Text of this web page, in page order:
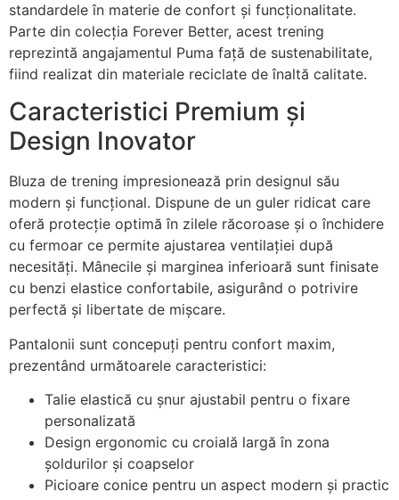
standardele în materie de confort și funcționalitate.
Parte din colecția Forever Better, acest trening
reprezintă angajamentul Puma față de sustenabilitate,
fiind realizat din materiale reciclate de înaltă calitate.
Caracteristici Premium și
Design Inovator
Bluza de trening impresionează prin designul său
modern și funcțional. Dispune de un guler ridicat care
oferă protecție optimă în zilele răcoroase și o închidere
cu fermoar ce permite ajustarea ventilației după
necesități. Mânecile și marginea inferioară sunt finisate
cu benzi elastice confortabile, asigurând o potrivire
perfectă și libertate de mișcare.
Pantalonii sunt concepuți pentru confort maxim,
prezentând următoarele caracteristici:
Talie elastică cu șnur ajustabil pentru o fixare
personalizată
Design ergonomic cu croială largă în zona
șoldurilor și coapselor
Picioare conice pentru un aspect modern și practic